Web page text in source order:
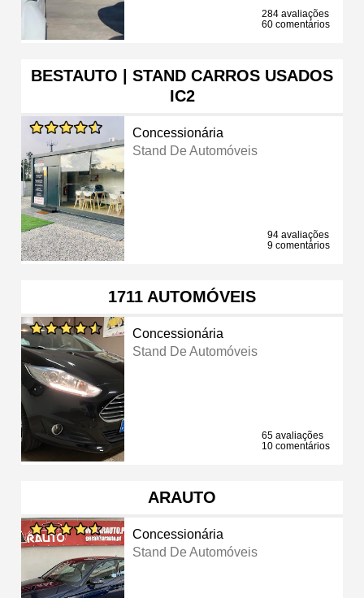
284 avaliações
60 comentários
BESTAUTO | STAND CARROS USADOS
IC2
Concessionária
Stand De Automóveis
94 avaliações
9 comentários
1711 AUTOMÓVEIS
Concessionária
Stand De Automóveis
65 avaliações
10 comentários
ARAUTO
Concessionária
Stand De Automóveis